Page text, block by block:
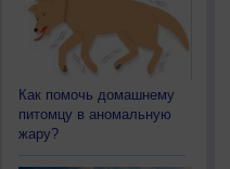
Как помочь домашнему
питомцу в аномальную
жару?